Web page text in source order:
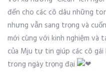
đến cho các cô dâu những
nhưng vẫn sang trọng và
mới cùng với kinh nghiệm và
của Mju tự tin giúp các cô gái
trong ngày trọng đại